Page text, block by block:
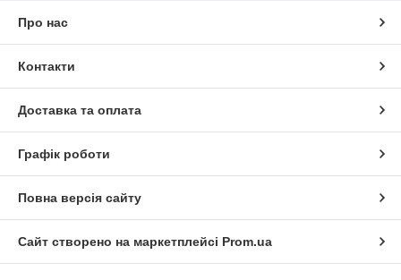
Про нас
Контакти
Доставка та оплата
Графік роботи
Повна версія сайту
Сайт створено на маркетплейсі Prom.ua